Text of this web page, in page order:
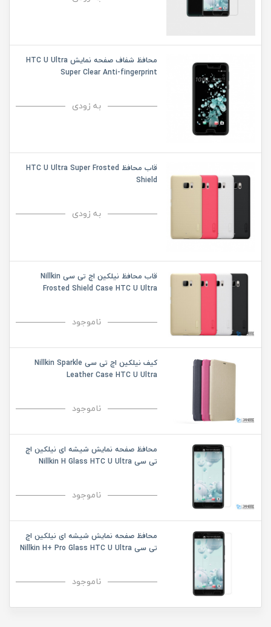
محافظ شفاف صفحه نمایش HTC U Ultra
Super Clear Anti-fingerprint
به زودی
قاب محافظ HTC U Ultra Super Frosted
Shield
به زودی
قاب محافظ نیلکین اچ تی سی Nillkin
Frosted Shield Case HTC U Ultra
ناموجود
کیف نیلکین اچ تی سی Nillkin Sparkle
Leather Case HTC U Ultra
ناموجود
محافظ صفحه نمایش شیشه ای نیلکین اچ
تی سی Nillkin H Glass HTC U Ultra
ناموجود
محافظ صفحه نمایش شیشه ای نیلکین اچ
تی سی Nillkin H+ Pro Glass HTC U Ultra
ناموجود